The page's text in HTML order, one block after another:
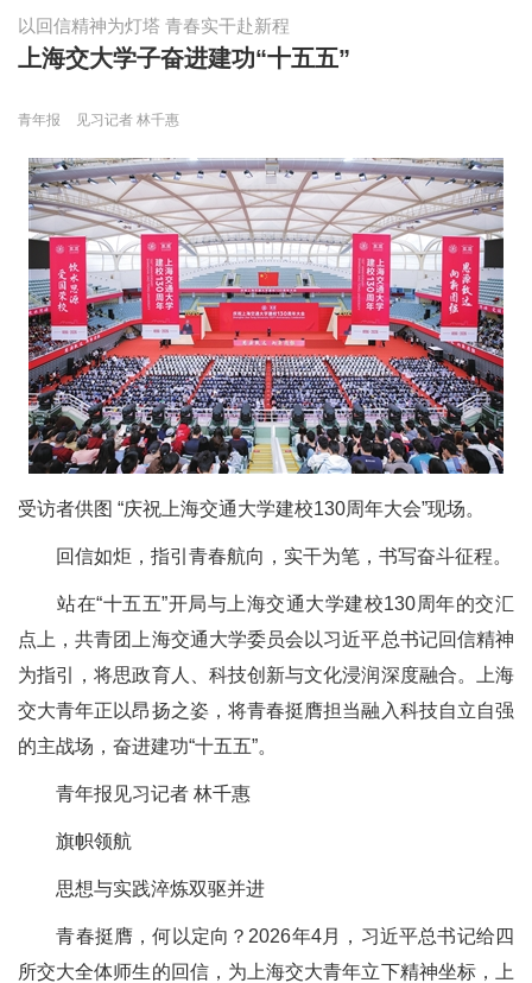
以回信精神为灯塔 青春实干赴新程
上海交大学子奋进建功“十五五”
青年报 见习记者 林千惠
受访者供图 “庆祝上海交通大学建校130周年大会”现场。
回信如炬，指引青春航向，实干为笔，书写奋斗征程。
站在“十五五”开局与上海交通大学建校130周年的交汇
点上，共青团上海交通大学委员会以习近平总书记回信精神
为指引，将思政育人、科技创新与文化浸润深度融合。上海
交大青年正以昂扬之姿，将青春挺膺担当融入科技自立自强
的主战场，奋进建功“十五五”。
青年报见习记者 林千惠
旗帜领航
思想与实践淬炼双驱并进
青春挺膺，何以定向？2026年4月，习近平总书记给四
所交大全体师生的回信，为上海交大青年立下精神坐标，上